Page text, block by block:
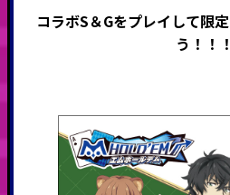
コラボS＆Gをプレイして限
う！！！